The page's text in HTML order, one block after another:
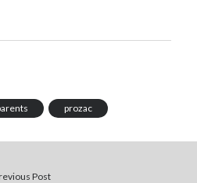
prozac
Post